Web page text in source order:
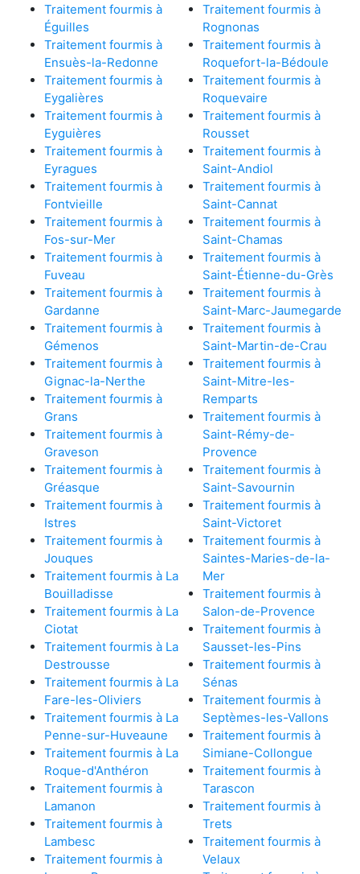
Traitement fourmis à
Éguilles
Traitement fourmis à
Ensuès-la-Redonne
Traitement fourmis à
Eygalières
Traitement fourmis à
Eyguières
Traitement fourmis à
Eyragues
Traitement fourmis à
Fontvieille
Traitement fourmis à
Fos-sur-Mer
Traitement fourmis à
Fuveau
Traitement fourmis à
Gardanne
Traitement fourmis à
Gémenos
Traitement fourmis à
Gignac-la-Nerthe
Traitement fourmis à
Grans
Traitement fourmis à
Graveson
Traitement fourmis à
Gréasque
Traitement fourmis à
Istres
Traitement fourmis à
Jouques
Traitement fourmis à La
Bouilladisse
Traitement fourmis à La
Ciotat
Traitement fourmis à La
Destrousse
Traitement fourmis à La
Fare-les-Oliviers
Traitement fourmis à La
Penne-sur-Huveaune
Traitement fourmis à La
Roque-d'Anthéron
Traitement fourmis à
Lamanon
Traitement fourmis à
Lambesc
Traitement fourmis à
Traitement fourmis à
Rognonas
Traitement fourmis à
Roquefort-la-Bédoule
Traitement fourmis à
Roquevaire
Traitement fourmis à
Rousset
Traitement fourmis à
Saint-Andiol
Traitement fourmis à
Saint-Cannat
Traitement fourmis à
Saint-Chamas
Traitement fourmis à
Saint-Étienne-du-Grès
Traitement fourmis à
Saint-Marc-Jaumegarde
Traitement fourmis à
Saint-Martin-de-Crau
Traitement fourmis à
Saint-Mitre-les-
Remparts
Traitement fourmis à
Saint-Rémy-de-
Provence
Traitement fourmis à
Saint-Savournin
Traitement fourmis à
Saint-Victoret
Traitement fourmis à
Saintes-Maries-de-la-
Mer
Traitement fourmis à
Salon-de-Provence
Traitement fourmis à
Sausset-les-Pins
Traitement fourmis à
Sénas
Traitement fourmis à
Septèmes-les-Vallons
Traitement fourmis à
Simiane-Collongue
Traitement fourmis à
Tarascon
Traitement fourmis à
Trets
Traitement fourmis à
Velaux